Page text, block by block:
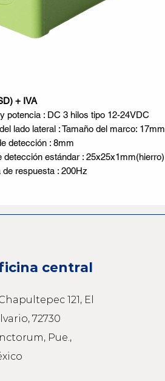
+ IVA
potencia : DC 3 hilos tipo 12-24VDC
lado lateral : Tamaño del marco: 17mm
detección : 8mm
detección estándar : 25x25x1mm(hierro)
de respuesta : 200Hz
central
121, El
72730
Pue.,